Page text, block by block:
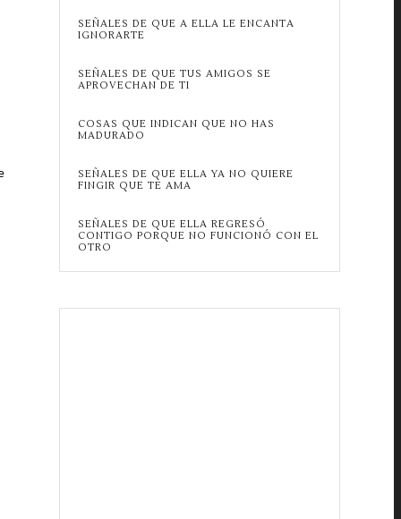
SEÑALES DE QUE A ELLA LE ENCANTA
IGNORARTE
SEÑALES DE QUE TUS AMIGOS SE
APROVECHAN DE TI
COSAS QUE INDICAN QUE NO HAS
MADURADO
SEÑALES DE QUE ELLA YA NO QUIERE
FINGIR QUE TE AMA
SEÑALES DE QUE ELLA REGRESÓ
CONTIGO PORQUE NO FUNCIONÓ CON EL
OTRO